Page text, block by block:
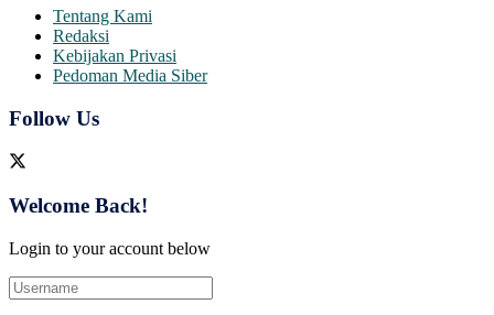
Tentang Kami
Redaksi
Kebijakan Privasi
Pedoman Media Siber
Follow Us
Welcome Back!
Login to your account below